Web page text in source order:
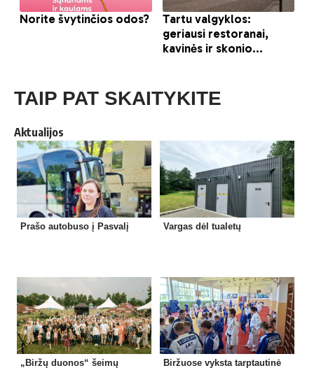
TAIP PAT SKAITYKITE
Aktualijos
Prašo autobuso į Pasvalį Vargas dėl tualetų
„Biržų duonos“ šeimų
Biržuose vyksta tarptautinė